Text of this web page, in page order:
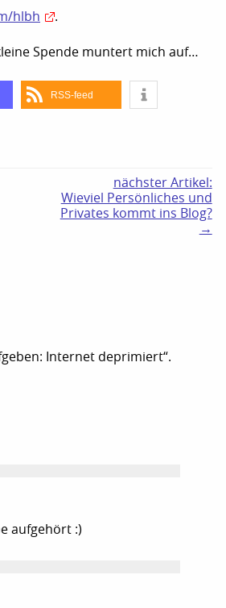
hlbh .
Spende muntert mich auf…
RSS-feed
nächster Artikel:
Wieviel Persönliches und
Privates kommt ins Blog?
→
Internet deprimiert“.
aufgehört :)